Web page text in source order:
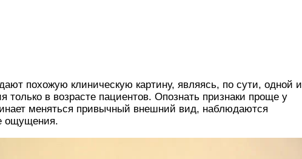
похожую клиническую картину, являясь, по сути, одной и
только в возрасте пациентов. Опознать признаки проще у
меняться привычный внешний вид, наблюдаются
ощущения.